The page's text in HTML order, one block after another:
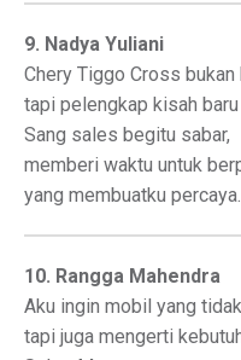
9. Nadya Yuliani
Chery Tiggo Cross bukan
tapi pelengkap kisah
Sang sales begitu sabar,
memberi waktu untuk
yang membuatku percaya.
10. Rangga Mahendra
Aku ingin mobil yang
tapi juga mengerti